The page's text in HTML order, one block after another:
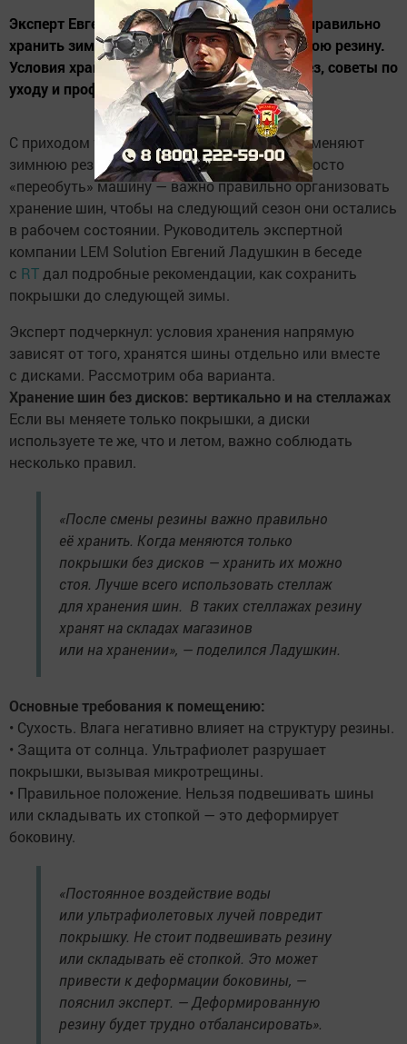
Эксперт Евгений Ладушкин рассказал, как правильно
хранить зимние шины после смены на летнюю резину.
Условия хранения покрышек с дисками и без, советы по
уходу и профилактике деформации.
С приходом тепла тысячи автомобилистов меняют
зимнюю резину на летнюю. Однако мало просто
«переобуть» машину — важно правильно организовать
хранение шин, чтобы на следующий сезон они остались
в рабочем состоянии. Руководитель экспертной
компании LEM Solution Евгений Ладушкин в беседе
с RT дал подробные рекомендации, как сохранить
покрышки до следующей зимы.
Эксперт подчеркнул: условия хранения напрямую
зависят от того, хранятся шины отдельно или вместе
с дисками. Рассмотрим оба варианта.
Хранение шин без дисков: вертикально и на стеллажах
Если вы меняете только покрышки, а диски
используете те же, что и летом, важно соблюдать
несколько правил.
«После смены резины важно правильно
её хранить. Когда меняются только
покрышки без дисков — хранить их можно
стоя. Лучше всего использовать стеллаж
для хранения шин. В таких стеллажах резину
хранят на складах магазинов
или на хранении», — поделился Ладушкин.
Основные требования к помещению:
• Сухость. Влага негативно влияет на структуру резины.
• Защита от солнца. Ультрафиолет разрушает
покрышки, вызывая микротрещины.
• Правильное положение. Нельзя подвешивать шины
или складывать их стопкой — это деформирует
боковину.
«Постоянное воздействие воды
или ультрафиолетовых лучей повредит
покрышку. Не стоит подвешивать резину
или складывать её стопкой. Это может
привести к деформации боковины, —
пояснил эксперт. — Деформированную
резину будет трудно отбалансировать».